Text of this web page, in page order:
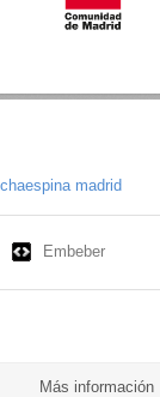
madrid
Embeber
Más información